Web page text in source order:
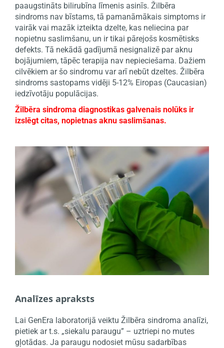
paaugstināts bilirubīna līmenis asinīs. Žilbēra
sindroms nav bīstams, tā pamanāmākais simptoms ir
vairāk vai mazāk izteikta dzelte, kas neliecina par
nopietnu saslimšanu, un ir tikai pārejošs kosmētisks
defekts. Tā nekādā gadījumā nesignalizē par aknu
bojājumiem, tāpēc terapija nav nepieciešama. Dažiem
cilvēkiem ar šo sindromu var arī nebūt dzeltes. Žilbēra
sindroms sastopams vidēji 5-12% Eiropas (Caucasian)
iedzīvotāju populācijas.
Žilbēra sindroma diagnostikas galvenais nolūks ir
izslēgt citas, nopietnas aknu saslimšanas.
Analīzes apraksts
Lai GenEra laboratorijā veiktu Žilbēra sindroma analīzi,
pietiek ar t.s. „siekalu paraugu” – uztriepi no mutes
gļotādas. Ja paraugu nodosiet mūsu sadarbības